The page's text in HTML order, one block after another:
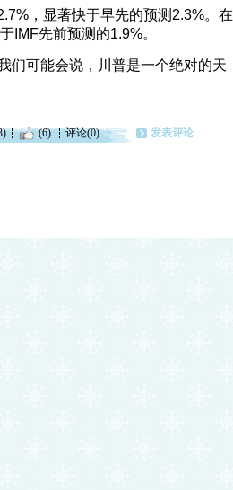
，显著快于早先的预测2.3%。在
IMF先前预测的1.9%。
们可能会说，川普是一个绝对的天
(6) 评论(0) 发表评论